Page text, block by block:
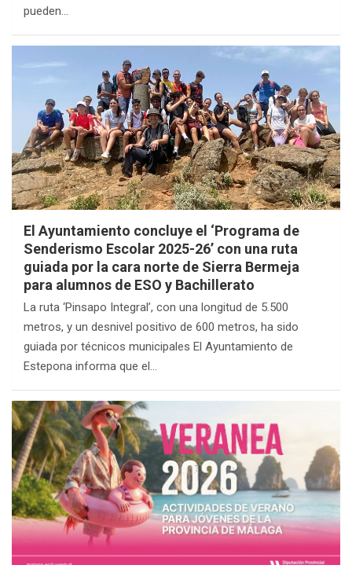
pueden…
El Ayuntamiento concluye el ‘Programa de
Senderismo Escolar 2025-26’ con una ruta
guiada por la cara norte de Sierra Bermeja
para alumnos de ESO y Bachillerato
La ruta ‘Pinsapo Integral’, con una longitud de 5.500
metros, y un desnivel positivo de 600 metros, ha sido
guiada por técnicos municipales El Ayuntamiento de
Estepona informa que el…